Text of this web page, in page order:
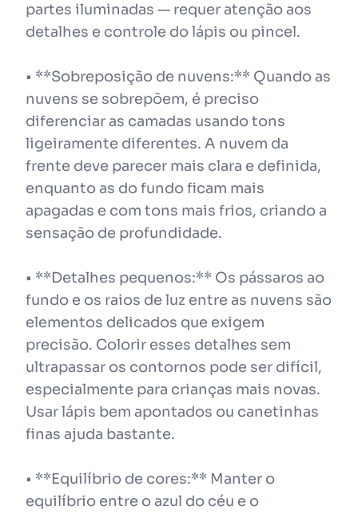
partes iluminadas — requer atenção aos
detalhes e controle do lápis ou pincel.
• **Sobreposição de nuvens:** Quando as
nuvens se sobrepõem, é preciso
diferenciar as camadas usando tons
ligeiramente diferentes. A nuvem da
frente deve parecer mais clara e definida,
enquanto as do fundo ficam mais
apagadas e com tons mais frios, criando a
sensação de profundidade.
• **Detalhes pequenos:** Os pássaros ao
fundo e os raios de luz entre as nuvens são
elementos delicados que exigem
precisão. Colorir esses detalhes sem
ultrapassar os contornos pode ser difícil,
especialmente para crianças mais novas.
Usar lápis bem apontados ou canetinhas
finas ajuda bastante.
• **Equilíbrio de cores:** Manter o
equilíbrio entre o azul do céu e o